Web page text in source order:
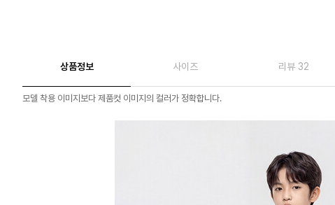
상품정보 사이즈 리뷰 32
모델 착용 이미지보다 제품컷 이미지의 컬러가 정확합니다.